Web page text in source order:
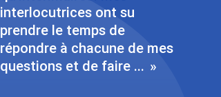
interlocutrices ont su
prendre le temps de
répondre à chacune de mes
questions et de faire ...